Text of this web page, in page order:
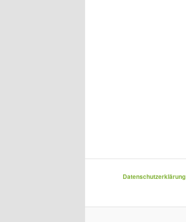
Datenschutzerklärung